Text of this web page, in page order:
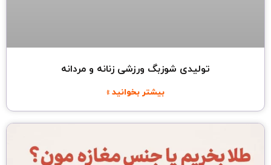
تولیدی شوزبگ ورزشی زنانه و مردانه
بیشتر بخوانید »